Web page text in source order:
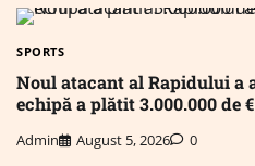
SPORTS
Noul atacant al Rapidului a
echipă a plătit 3.000.000 de
Admin August 5, 2026 0